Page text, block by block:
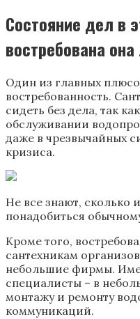
Состояние дел в
востребована
Один из главных
востребованность.
сидеть без дела, так
обслуживании
даже в чрезвычайных
кризиса.
Не все знают, сколько
понадобиться
Кроме того,
сантехникам
небольшие фирмы.
специалисты – в
монтажу и ремонту
коммуникаций.